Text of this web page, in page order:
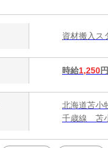
資材搬入
時給1,250
北海道苫小
千歳線 苫